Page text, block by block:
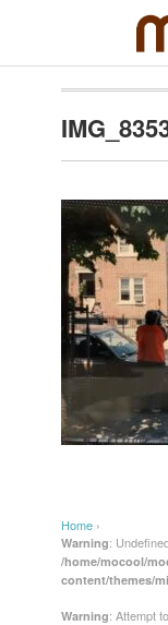
Home ›
Warning:
/home/mocool/
content/themes/
Warning: Attempt